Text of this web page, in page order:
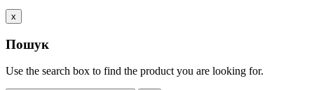
x
Пошук
Use the search box to find the product you are looking for.